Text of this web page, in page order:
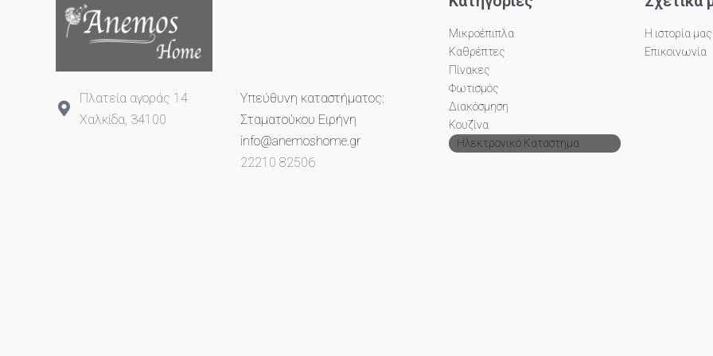
Πλατεία αγοράς 14
Χαλκίδα, 34100
Υπεύθυνη καταστήματος:
Σταματούκου Ειρήνη
info@anemoshome.gr
22210 82506
Μικροέπιπλα
Καθρέπτες
Πίνακες
Φωτισμός
Διακόσμηση
Κουζίνα
Ηλεκτρονικό Καταστημα
Η ιστορία μας
Επικοινωνία